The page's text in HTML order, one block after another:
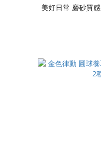
美好日常 磨砂質